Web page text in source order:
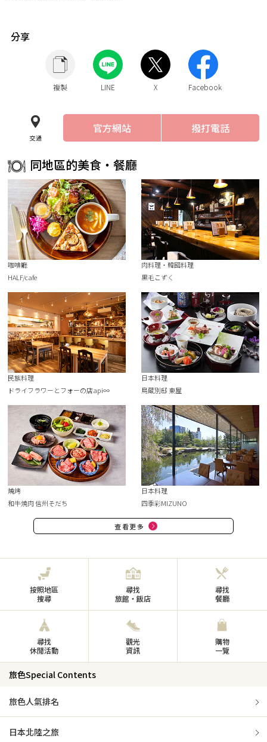
分享
複製 LINE X Facebook
交通
官方網站 撥打電話
同地區的美食・餐廳
咖啡廳
HALF/cafe
肉料理・韓國料理
黒毛こずく
民族料理
ドライフラワーとフォーの店api∞
日本料理
鳥蔵別邸 東屋
燒烤
和牛焼肉 信州そだち
日本料理
四季彩MIZUNO
查看更多
按照地區
搜尋
尋找
旅館・飯店
尋找
餐廳
尋找
休閒活動
觀光
資訊
購物
一覽
旅色Special Contents
旅色人氣排名
日本北陸之旅